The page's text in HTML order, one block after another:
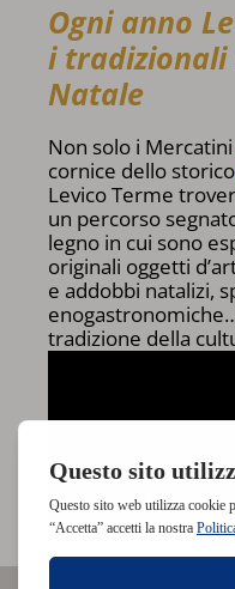
Ogni anno
i
Natale
Non solo i
cornice dello storico
Levico Terme
un percorso
legno in cui sono
originali oggetti
e addobbi natalizi,
tradizione della